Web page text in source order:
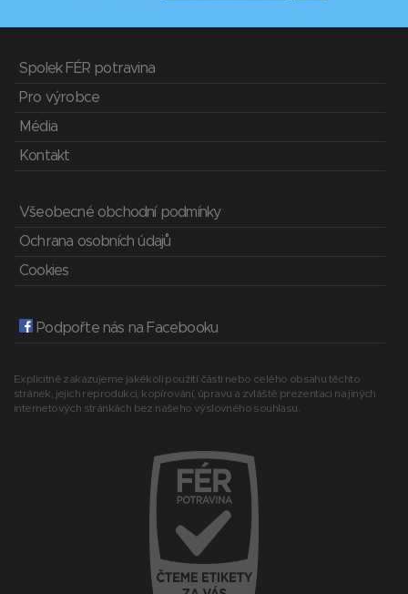
Spolek FÉR potravina
Pro výrobce
Média
Kontakt
Všeobecné obchodní podmínky
Ochrana osobních údajů
Cookies
Podpořte nás na Facebooku
Explicitně zakazujeme jakékoli použití části nebo celého obsahu těchto
stránek, jejich reprodukci, kopírování, úpravu a zvláště prezentaci na jiných
internetových stránkách bez našeho výslovného souhlasu.